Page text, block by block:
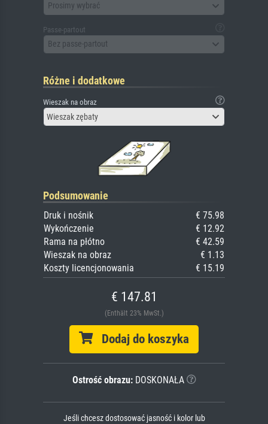
Prosimy wybrać
Passe-partout
Bez passe-partout
Różne i dodatkowe
Wieszak na obraz
Wieszak zębaty
Podsumowanie
Druk i nośnik
€ 75.98
Wykończenie
€ 12.92
Rama na płótno
€ 42.59
Wieszak na obraz
€ 1.13
Koszty licencjonowania
€ 15.19
€ 147.81
(Enthält 23% MwSt.)
Dodaj do koszyka
Ostrość obrazu:DOSKONAŁA
Jeśli chcesz dostosować jasność i kolor lub